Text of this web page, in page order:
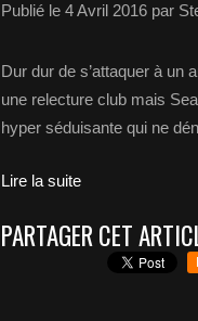
Publié le 4 Avril 2016 par
Dur dur de s’attaquer à un
une relecture club mais
hyper séduisante qui ne
Lire la suite
PARTAGER CET